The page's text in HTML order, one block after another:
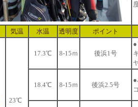
気温 水温 透明度 ポイント
23℃
17.3℃ 8-15ｍ 後浜1号
18.4℃ 8-15ｍ 後浜2.5号